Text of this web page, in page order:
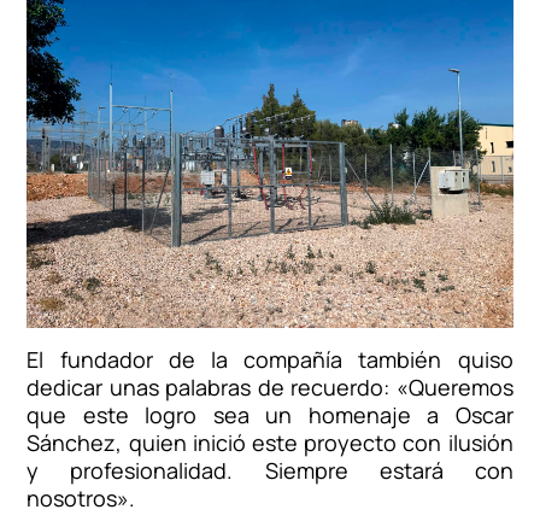
El fundador de la compañía también quiso
dedicar unas palabras de recuerdo: «Queremos
que este logro sea un homenaje a Oscar
Sánchez, quien inició este proyecto con ilusión
y profesionalidad. Siempre estará con
nosotros».